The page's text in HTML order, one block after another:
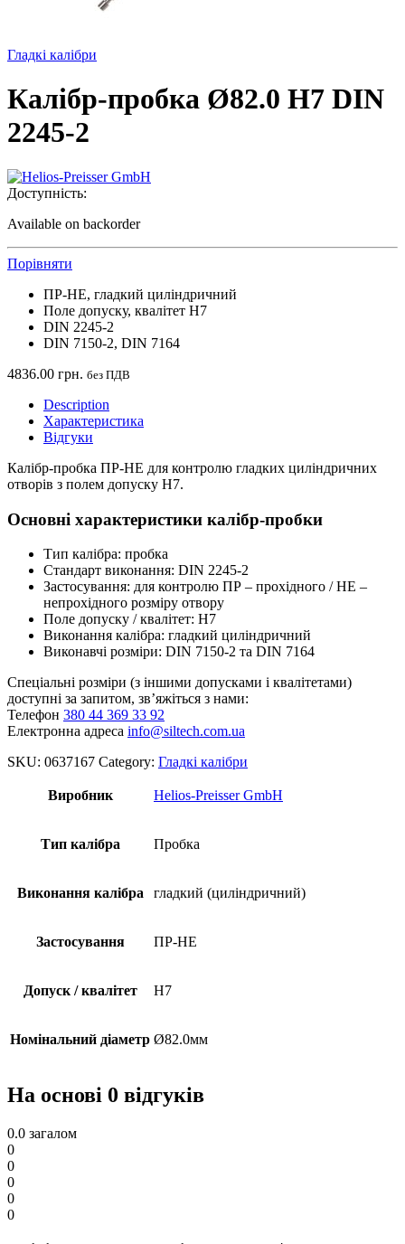
Гладкі калібри
Калібр-пробка Ø82.0 H7 DIN
2245-2
Доступність:
Available on backorder
Порівняти
ПР-НЕ, гладкий циліндричний
Поле допуску, квалітет H7
DIN 2245-2
DIN 7150-2, DIN 7164
4836.00 грн. без ПДВ
Description
Характеристика
Відгуки
Калібр-пробка ПР-НЕ для контролю гладких циліндричних
отворів з полем допуску H7.
Основні характеристики калібр-пробки
Тип калібра: пробка
Стандарт виконання: DIN 2245-2
Застосування: для контролю ПР – прохідного / НЕ –
непрохідного розміру отвору
Поле допуску / квалітет: H7
Виконання калібра: гладкий циліндричний
Виконавчі розміри: DIN 7150-2 та DIN 7164
Спеціальні розміри (з іншими допусками і квалітетами)
доступні за запитом, зв’яжіться з нами:
Телефон 380 44 369 33 92
Електронна адреса info@siltech.com.ua
SKU: 0637167 Category: Гладкі калібри
Виробник Helios-Preisser GmbH
Тип калібра Пробка
Виконання калібра гладкий (циліндричний)
Застосування ПР-НЕ
Допуск / квалітет H7
Номінальний діаметр Ø82.0мм
На основі 0 відгуків
0.0 загалом
0
0
0
0
0